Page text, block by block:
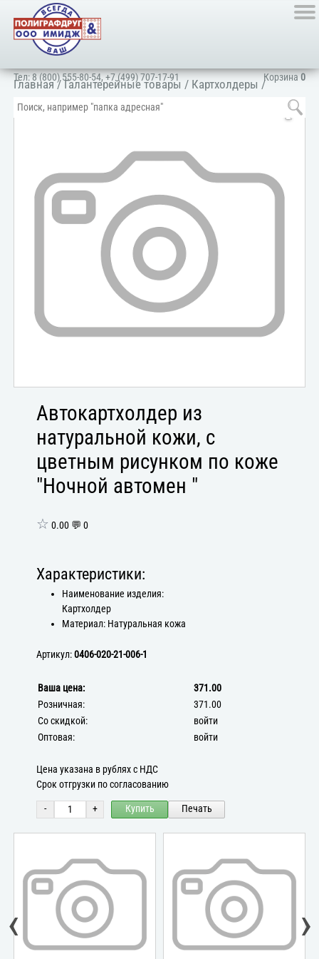
Корзина0
Тел:8 (800) 555-80-54,+7 (499) 707-17-91
Главная/Галантерейные товары / Картхолдеры /
Автокартхолдер из
натуральной кожи, с
цветным рисунком по коже
"Ночной автомен "
☆ 0.00 💬 0
Характеристики:
Наименование изделия:
Картхолдер
Материал: Натуральная кожа
Артикул:0406-020-21-006-1
Ваша цена:
371.00
Розничная:
371.00
Со скидкой:
войти
Оптовая:
войти
Цена указана в рублях с НДС
Срок отгрузки по согласованию
- + Купить Печать
‹ ›